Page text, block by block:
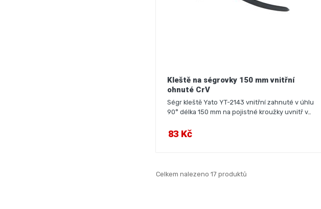
Kleště na ségrovky 150 mm vnitřní
ohnuté CrV
Ségr kleště Yato YT-2143 vnitřní zahnuté v úhlu
90° délka 150 mm na pojistné kroužky uvnitř v…
83 Kč
Celkem nalezeno 17 produktů